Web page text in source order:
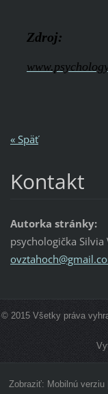
Zdroj:
« Späť
Kontakt
Autorka stránky:
psychologička Silvia
ovztahoch@gmail.
© 2015 Všetky práva
Zobraziť: Mobilnú verziu|